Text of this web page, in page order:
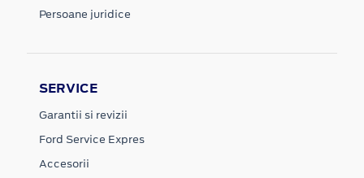
Persoane juridice
SERVICE
Garantii si revizii
Ford Service Expres
Accesorii